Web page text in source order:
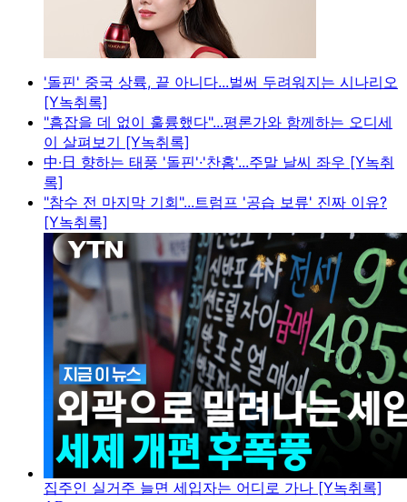
'돌핀' 중국 상륙, 끝 아니다...벌써 두려워지는 시나리오
[Y녹취록]
"흠잡을 데 없이 훌륭했다"...평론가와 함께하는 오디세
이 살펴보기 [Y녹취록]
中·日 향하는 태풍 '돌핀'·'찬홈'...주말 날씨 좌우 [Y녹취
록]
"참수 전 마지막 기회"...트럼프 '공습 보류' 진짜 이유?
[Y녹취록]
집주인 실거주 늘면 세입자는 어디로 가나 [Y녹취록]